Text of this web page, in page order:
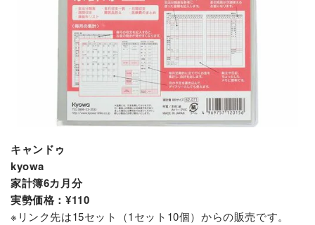
キャンドゥ
kyowa
家計簿6カ月分
実勢価格：¥110
※リンク先は15セット（1セット10個）からの販売です。